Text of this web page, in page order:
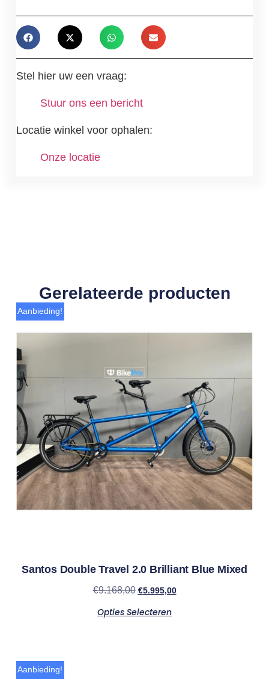
Stel hier uw een vraag:
Stuur ons een bericht
Locatie winkel voor ophalen:
Onze locatie
Gerelateerde producten
Aanbieding!
Santos Double Travel 2.0 Brilliant Blue Mixed
€9.168,00 €5.995,00
Opties Selecteren
Aanbieding!